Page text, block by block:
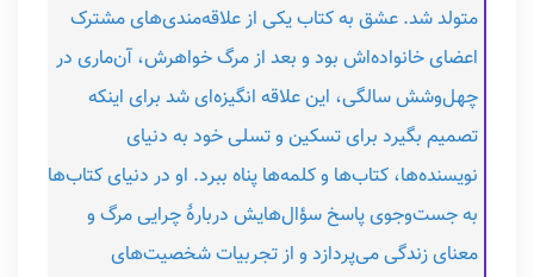
متولد شد. عشق به کتاب یکی از علاقه‌مندی‌های مشترک
اعضای خانواده‌اش بود و بعد از مرگ خواهرش، آن‌ماری در
چهل‌وشش سالگی، این علاقه انگیزه‌ای ‌شد برای اینکه
تصمیم بگیرد برای تسکین و تسلی خود به دنیای
نویسنده‌ها، کتاب‌ها و کلمه‌ها پناه ببرد. او در دنیای کتاب‌ها
به جست‌و‌جوی پاسخ سؤال‌هایش دربارۀ چرایی مرگ و
معنای زندگی می‌پردازد و از تجربیات شخصیت‌های